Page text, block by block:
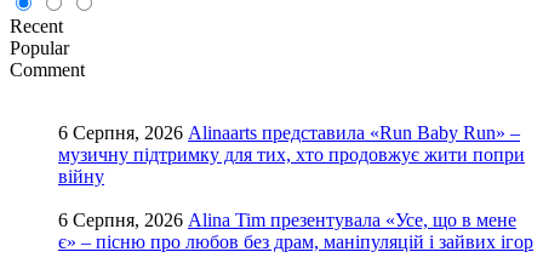
Recent
Popular
Comment
6 Серпня, 2026 Alinaarts представила «Run Baby Run» –
музичну підтримку для тих, хто продовжує жити попри
війну
6 Серпня, 2026 Alina Tim презентувала «Усе, що в мене
є» – пісню про любов без драм, маніпуляцій і зайвих ігор